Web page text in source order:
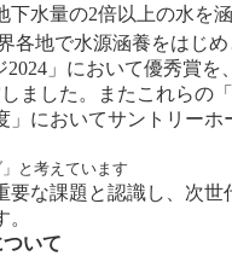
水量の2倍以上の水を
各地で水源涵養をはじ
」において優秀賞を
ました。またこれらの
においてサントリー
と考えています
な課題と認識し、次
いて